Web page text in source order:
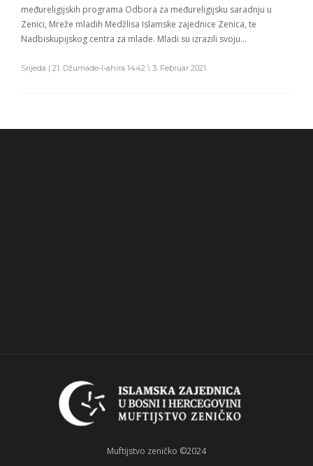
međureligijskih programa Odbora za međureligijsku saradnju u
Zenici, Mreže mladih Medžlisa Islamske zajednice Zenica, te
Nadbiskupijskog centra za mlade. Mladi su izrazili svoju…
Srijeda | 21. Džumade-l-ahira 1442 \ 3. Februar 2021
Muftijstvo zeničko ©2024